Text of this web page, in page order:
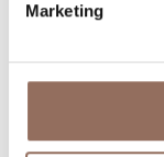
Marketing